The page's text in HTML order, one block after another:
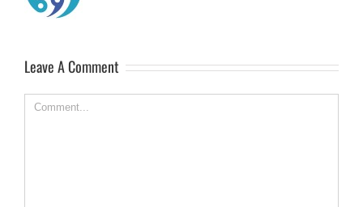
Leave A Comment
Comment